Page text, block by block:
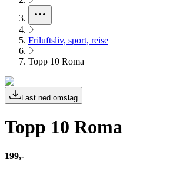
Friluftsliv, sport, reise
Topp 10 Roma
Last ned omslag
Topp 10 Roma
199,-